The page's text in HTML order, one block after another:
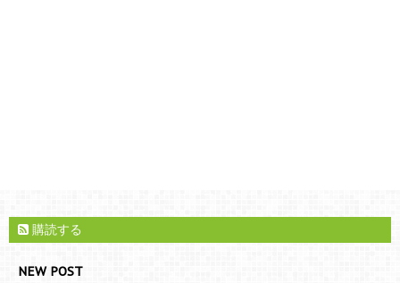
購読する
NEW POST